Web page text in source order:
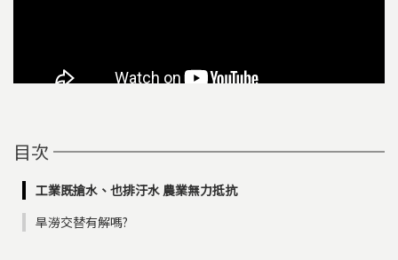
目次
工業既搶水、也排汙水 農業無力抵抗
旱澇交替有解嗎?